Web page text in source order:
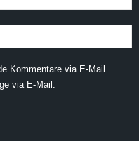
Kommentare via E-Mail.
via E-Mail.